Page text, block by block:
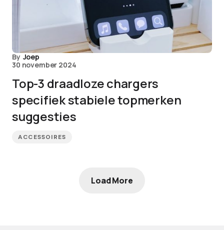
By Joep
30 november 2024
Top-3 draadloze chargers
specifiek stabiele topmerken
suggesties
ACCESSOIRES
Load More